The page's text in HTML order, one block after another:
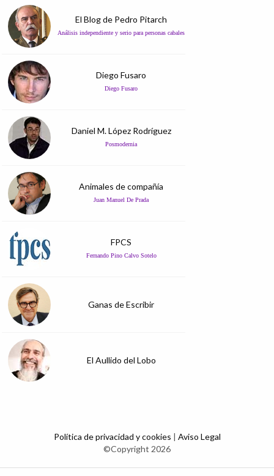
El Blog de Pedro Pitarch
Análisis independiente y serio para personas cabales
Diego Fusaro
Diego Fusaro
Daniel M. López Rodríguez
Posmodernia
Animales de compañía
Juan Manuel De Prada
FPCS
Fernando Pino Calvo Sotelo
Ganas de Escribir
El Aullido del Lobo
Política de privacidad y cookies | Aviso Legal
©Copyright 2026